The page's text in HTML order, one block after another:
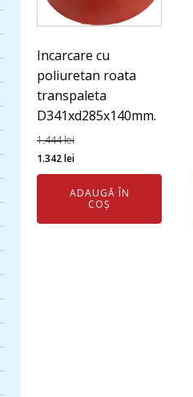
Incarcare cu
poliuretan roata
transpaleta
D341xd285x140mm.
1.444lei
Prețul
inițial
1.342leiPrețul
curent
este:
ADAUGĂ ÎN
COȘ